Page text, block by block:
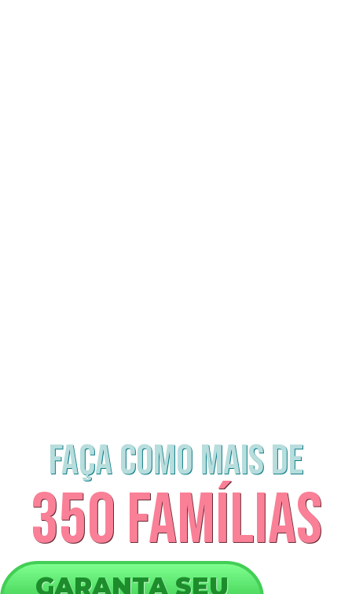
FAÇA COMO MAIS DE
350 famílias
GARANTA SEU